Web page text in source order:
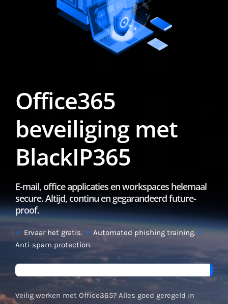
Office365
beveiliging met
BlackIP365
E-mail, office applicaties en workspaces helemaal
secure. Altijd, continu en gegarandeerd future-
proof.
✓ Ervaar het gratis. ✓ Automated phishing training. ✓
Anti-spam protection.
Veilig werken met Office365? Alles goed geregeld in